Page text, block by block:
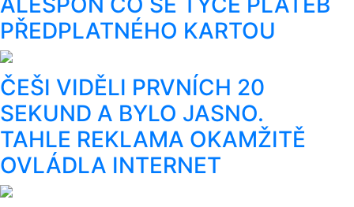
PŘEDPLATNÉHO KARTOU
ČEŠI VIDĚLI PRVNÍCH 20
SEKUND A BYLO JASNO.
TAHLE REKLAMA OKAMŽITĚ
OVLÁDLA INTERNET